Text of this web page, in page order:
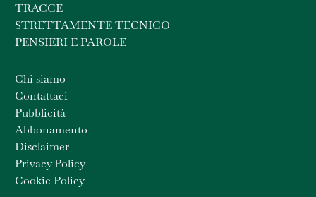
TRACCE
STRETTAMENTE TECNICO
PENSIERI E PAROLE
Chi siamo
Contattaci
Pubblicità
Abbonamento
Disclaimer
Privacy Policy
Cookie Policy